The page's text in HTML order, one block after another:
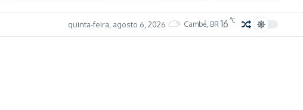
quinta-feira, agosto 6, 2026 Cambé, BR 16 °C